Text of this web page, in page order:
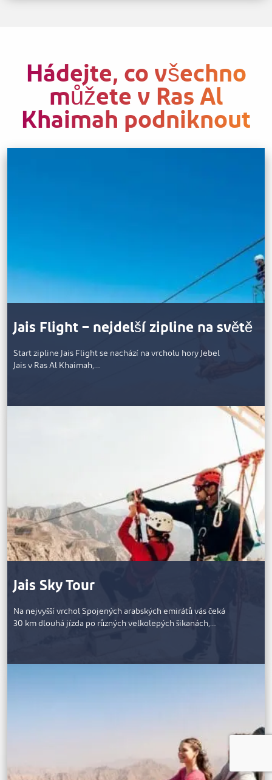
Hádejte, co všechno
můžete v Ras Al
Khaimah podniknout
Jais Flight – nejdelší zipline na světě
Start zipline Jais Flight se nachází na vrcholu hory Jebel
Jais v Ras Al Khaimah,…
Jais Sky Tour
Na nejvyšší vrchol Spojených arabských emirátů vás čeká
30 km dlouhá jízda po různých velkolepých šikanách,…